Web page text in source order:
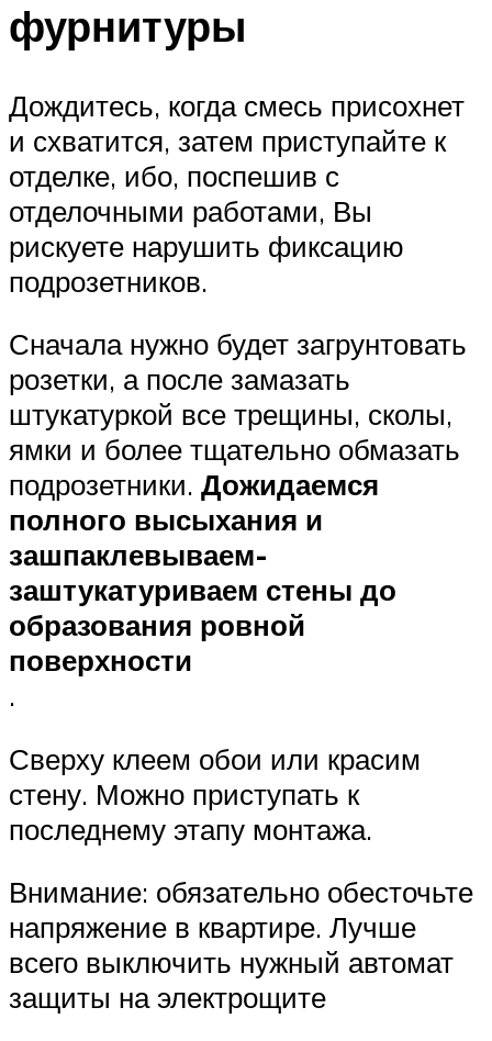
фурнитуры
Дождитесь, когда смесь присохнет
и схватится, затем приступайте к
отделке, ибо, поспешив с
отделочными работами, Вы
рискуете нарушить фиксацию
подрозетников.
Сначала нужно будет загрунтовать
розетки, а после замазать
штукатуркой все трещины, сколы,
ямки и более тщательно обмазать
подрозетники. Дожидаемся
полного высыхания и
зашпаклевываем-
заштукатуриваем стены до
образования ровной
поверхности
.
Сверху клеем обои или красим
стену. Можно приступать к
последнему этапу монтажа.
Внимание: обязательно обесточьте
напряжение в квартире. Лучше
всего выключить нужный автомат
защиты на электрощите